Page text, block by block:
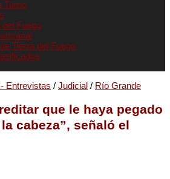
Turno
del Fuego
Tierra del Fuego
Entrevistas / Judicial / Río Grande
que le haya pegado
cabeza”, señaló el